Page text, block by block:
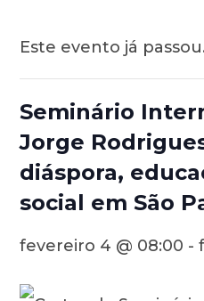
Este evento já passou.
Seminário
Jorge
diáspora,
social em São
fevereiro 4 @ 08:00 -